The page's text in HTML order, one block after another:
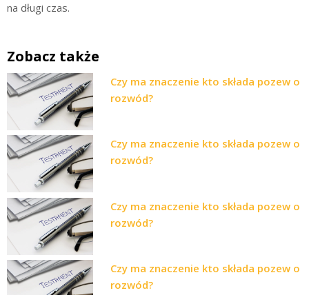
na długi czas.
Zobacz także
Czy ma znaczenie kto składa pozew o
rozwód?
Czy ma znaczenie kto składa pozew o
rozwód?
Czy ma znaczenie kto składa pozew o
rozwód?
Czy ma znaczenie kto składa pozew o
rozwód?